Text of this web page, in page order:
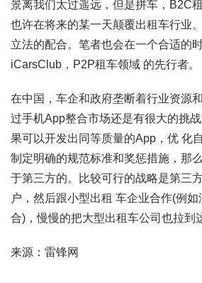
景离我们太过遥远，但是拼车，B2C
也许在将来的某一天颠覆出租车行业
立法的配合。笔者也会在一个合适的
iCarsClub，P2P租车领域 的先行者。
在中国，车企和政府垄断着行业资源
过手机App整合市场还是有很大的挑
果可以开发出同等质量的App，优 化
制定明确的规范标准和奖惩措施，那
于第三方的。比较可行的战略是第三
户，然后跟小型出租 车企业合作(例
合)，慢慢的把大型出租车公司也拉到
来源：雷锋网